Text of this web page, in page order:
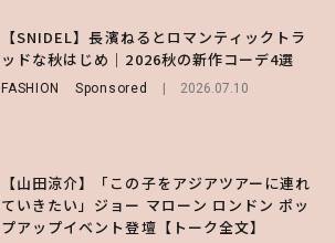
【SNIDEL】長濱ねるとロマンティックトラ
ッドな秋はじめ｜2026秋の新作コーデ4選
FASHION Sponsored 2026.07.10
【山田涼介】「この子をアジアツアーに連れ
ていきたい」ジョー マローン ロンドン ポッ
プアップイベント登壇【トーク全文】
【森香澄】理想のスタイルはどう作る？体型
キープの秘訣や夏の過ごし方など独占インタ
ビュー！
ENTERTAINMENT 2026.07.31
【スタバ】約160通りのカスタマイズができ
る⁉ 39店舗限定『My フルーツ³ フラペチー
ノ®』を徹底レポ♡
【谷まりあ】夏は“シアースカート”でさり
げなく肌見せ！透け感のニュアンスを楽しめ
るマストハブアイテム4選
【ハローキティ】がスシローと初コラボ♡
第1弾の気になるメニュー＆限定グッズを総
チェック！